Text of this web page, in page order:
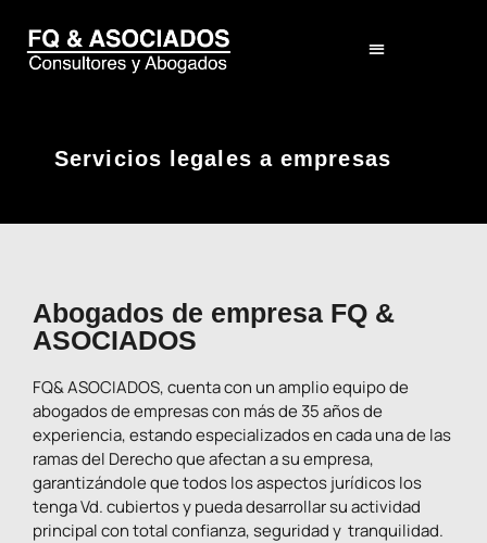
Servicios legales a empresas
Abogados de empresa FQ &
ASOCIADOS
FQ& ASOCIADOS, cuenta con un amplio equipo de
abogados de empresas con más de 35 años de
experiencia, estando especializados en cada una de las
ramas del Derecho que afectan a su empresa,
garantizándole que todos los aspectos jurídicos los
tenga Vd. cubiertos y pueda desarrollar su actividad
principal con total confianza, seguridad y tranquilidad.